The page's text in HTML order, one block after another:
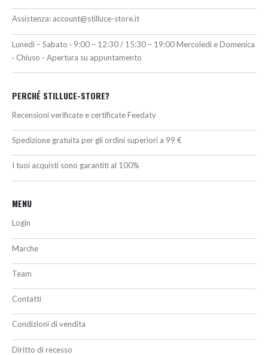
Assistenza: account@stilluce-store.it
Lunedì – Sabato · 9:00 – 12:30 / 15:30 – 19:00 Mercoledì e Domenica
· Chiuso - Apertura su appuntamento
PERCHÉ STILLUCE-STORE?
Recensioni verificate e certificate Feedaty
Spedizione gratuita per gli ordini superiori a 99 €
I tuoi acquisti sono garantiti al 100%
MENU
Login
Marche
Team
Contatti
Condizioni di vendita
Diritto di recesso